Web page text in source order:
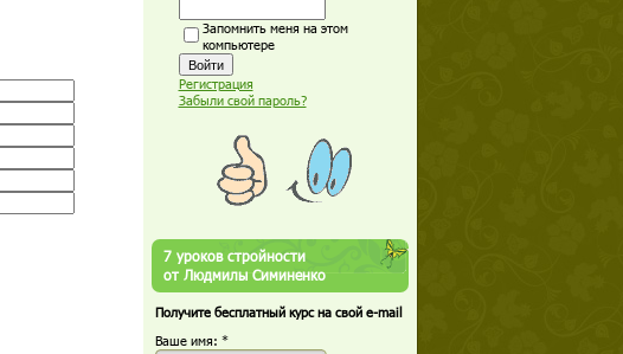
Запомнить меня на этом
компьютере
Регистрация
Забыли свой пароль?
7 уроков стройности
от Людмилы Симиненко
Получите бесплатный курс на свой e-mail
Ваше имя: *